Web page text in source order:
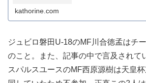
kathorine.com
ジュビロ磐田U-18のMF川合徳孟はチ
のこと。また、記事の中で言及されて
スパルスユースのMF西原源樹は天皇